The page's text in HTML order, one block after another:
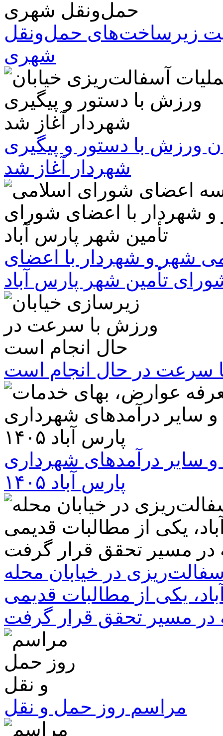
زیرساخت‌های حمل‌ونقل
شهری
ورزش با دستور و پیگیری
شهردار آغاز شد
شهر و شهردار با اعضای
تأمین شهر پارس آباد
سرعت در حال انجام است
سایر درآمدهای شهرداری
پارس آباد ۱۴۰۵
در خیابان محله
یکی از مطالبات قدیمی
در مسیر تحقق قرار گرفت
مراسم روز حمل و نقل